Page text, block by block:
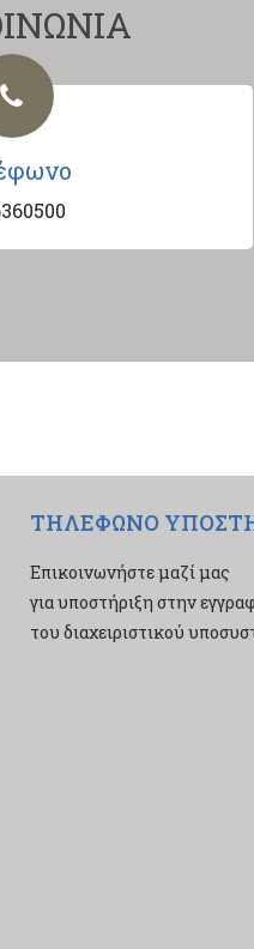
ΤΗΛΕΦΩΝΟ
Επικοινωνήστε μαζί μας
για υποστήριξη στην
του διαχειριστικού